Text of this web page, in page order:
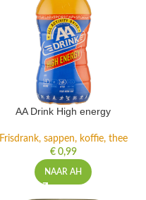
AA Drink High energy
Frisdrank, sappen, koffie, thee
€0,99
NAAR AH